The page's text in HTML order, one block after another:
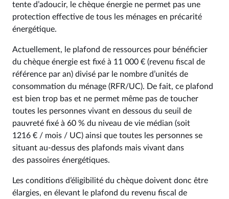
tente d’adoucir, le chèque énergie ne permet pas une
protection effective de tous les ménages en précarité
énergétique.
Actuellement, le plafond de ressources pour bénéficier
du chèque énergie est fixé à 11 000 € (revenu fiscal de
référence par an) divisé par le nombre d’unités de
consommation du ménage (RFR/UC). De fait, ce plafond
est bien trop bas et ne permet même pas de toucher
toutes les personnes vivant en dessous du seuil de
pauvreté fixé à 60 % du niveau de vie médian (soit
1216 € / mois / UC) ainsi que toutes les personnes se
situant au-dessus des plafonds mais vivant dans
des passoires énergétiques.
Les conditions d’éligibilité du chèque doivent donc être
élargies, en élevant le plafond du revenu fiscal de